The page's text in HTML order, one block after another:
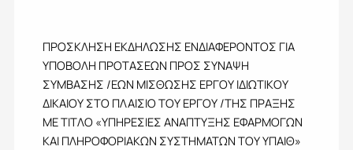
ΠΡΟΣΚΛΗΣΗ ΕΚΔΗΛΩΣΗΣ ΕΝΔΙΑΦΕΡΟΝΤΟΣ ΓΙΑ
ΥΠΟΒΟΛΗ ΠΡΟΤΑΣΕΩΝ ΠΡΟΣ ΣΥΝΑΨΗ
ΣΥΜΒΑΣΗΣ /ΕΩΝ ΜΙΣΘΩΣΗΣ ΕΡΓΟΥ ΙΔΙΩΤΙΚΟΥ
ΔΙΚΑΙΟΥ ΣΤΟ ΠΛΑΙΣΙΟ ΤΟΥ ΕΡΓΟΥ /ΤΗΣ ΠΡΑΞΗΣ
ΜΕ ΤΙΤΛΟ «ΥΠΗΡΕΣΙΕΣ ΑΝΑΠΤΥΞΗΣ ΕΦΑΡΜΟΓΩΝ
ΚΑΙ ΠΛΗΡΟΦΟΡΙΑΚΩΝ ΣΥΣΤΗΜΑΤΩΝ ΤΟΥ ΥΠΑΙΘ»